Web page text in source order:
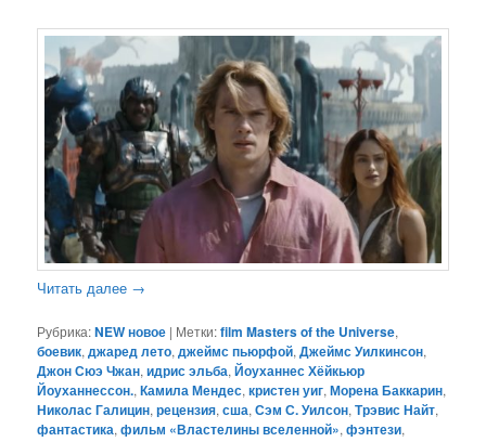
Читать далее →
Рубрика:NEW новое | Метки:film Masters of the Universe,
боевик,джаред лето,джеймс пьюрфой,Джеймс Уилкинсон,
Джон Сюэ Чжан,идрис эльба,Йоуханнес Хёйкьюр
Йоуханнессон.,Камила Мендес,кристен уиг,Морена Баккарин,
Николас Галицин,рецензия,сша,Сэм С. Уилсон,Трэвис Найт,
фантастика,фильм «Властелины вселенной»,фэнтези,